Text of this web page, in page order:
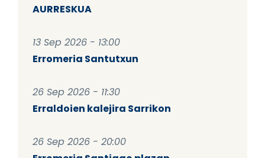
AURRESKUA
13 Sep 2026 - 13:00
Erromeria Santutxun
26 Sep 2026 - 11:30
Erraldoien kalejira Sarrikon
26 Sep 2026 - 20:00